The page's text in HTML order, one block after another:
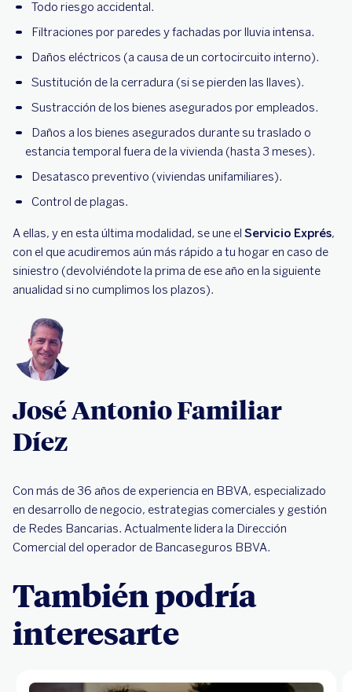
Todo riesgo accidental.
Filtraciones por paredes y fachadas por lluvia intensa.
Daños eléctricos (a causa de un cortocircuito interno).
Sustitución de la cerradura (si se pierden las llaves).
Sustracción de los bienes asegurados por empleados.
Daños a los bienes asegurados durante su traslado o
estancia temporal fuera de la vivienda (hasta 3 meses).
Desatasco preventivo (viviendas unifamiliares).
Control de plagas.
A ellas, y en esta última modalidad, se une el Servicio Exprés,
con el que acudiremos aún más rápido a tu hogar en caso de
siniestro (devolviéndote la prima de ese año en la siguiente
anualidad si no cumplimos los plazos).
José Antonio Familiar
Díez
Con más de 36 años de experiencia en BBVA, especializado
en desarrollo de negocio, estrategias comerciales y gestión
de Redes Bancarias. Actualmente lidera la Dirección
Comercial del operador de Bancaseguros BBVA.
También podría
interesarte